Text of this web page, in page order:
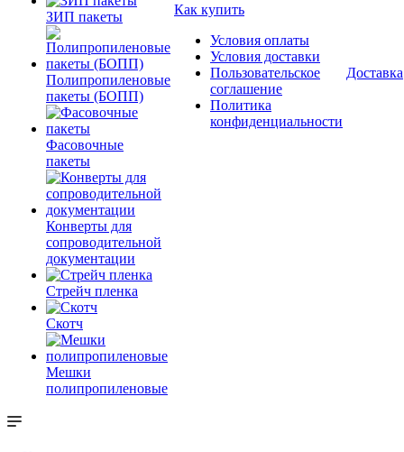
ЗИП пакеты
Полипропиленовые
пакеты (БОПП)
Фасовочные
пакеты
Конверты для
сопроводительной
документации
Стрейч пленка
Скотч
Мешки
полипропиленовые
Как купить
Условия оплаты
Условия доставки
Пользовательское
соглашение
Политика
конфиденциальности
Доставка